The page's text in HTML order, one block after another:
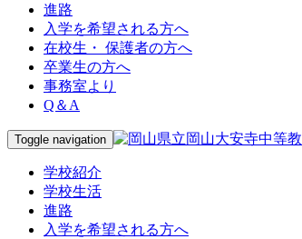
進路
入学を希望される方へ
在校生・ 保護者の方へ
卒業生の方へ
事務室より
Q＆A
Toggle navigation
学校紹介
学校生活
進路
入学を希望される方へ